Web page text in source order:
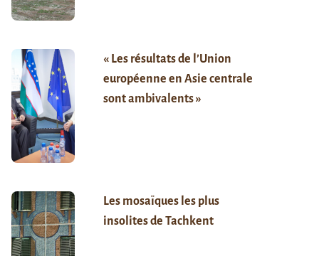
« Les résultats de l’Union
européenne en Asie centrale
sont ambivalents »
Les mosaïques les plus
insolites de Tachkent